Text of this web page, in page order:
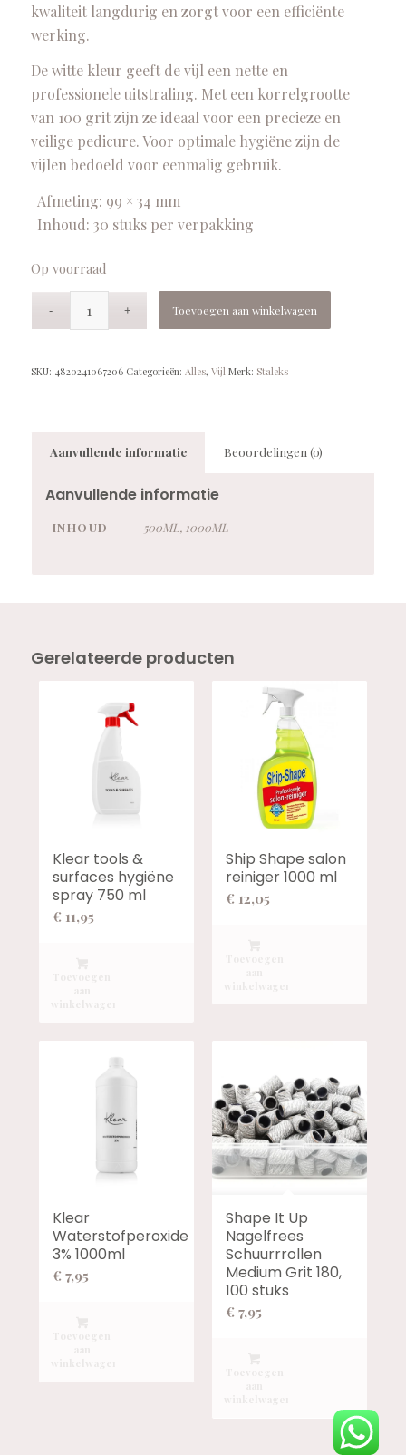
kwaliteit langdurig en zorgt voor een efficiënte
werking.
De witte kleur geeft de vijl een nette en
professionele uitstraling. Met een korrelgrootte
van 100 grit zijn ze ideaal voor een precieze en
veilige pedicure. Voor optimale hygiëne zijn de
vijlen bedoeld voor eenmalig gebruik.
Afmeting: 99 × 34 mm
Inhoud: 30 stuks per verpakking
Op voorraad
Toevoegen aan winkelwagen
SKU: 4820241067206 Categorieën: Alles, Vijl Merk: Staleks
Aanvullende informatie Beoordelingen (0)
Aanvullende informatie
INHOUD 500ML, 1000ML
Gerelateerde producten
Klear tools &
surfaces hygiëne
spray 750 ml
€ 11,95
Ship Shape salon
reiniger 1000 ml
€ 12,05
Klear
Waterstofperoxide
3% 1000ml
€ 7,95
Shape It Up
Nagelfrees
Schuurrrollen
Medium Grit 180,
100 stuks
€ 7,95